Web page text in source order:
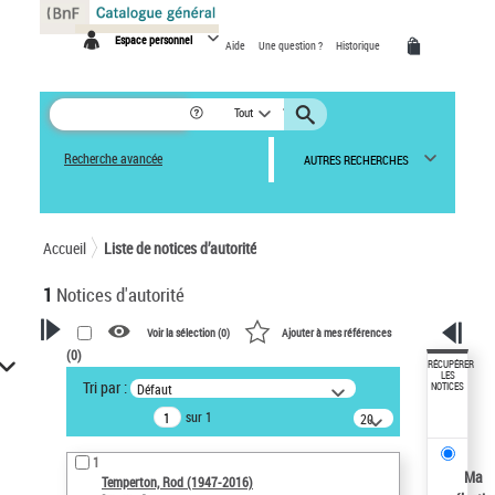
Espace personnel Aide Une question ? Historique
Tout
Recherche avancée AUTRES RECHERCHES
Accueil Liste de notices d’autorité
1 Notices d'autorité
VOTRE RECHERCHE
Recherche avancée dans les
notices d’autorité
Œuvres liées à l'auteur :
Temperton, Rod (1947-2016)
Voir la sélection (0) Ajouter à mes références
(0)
Tri par : Défaut
sur 1
20
résultats/page
1
Temperton, Rod (1947-2016)
RÉCUPÉRER
LES
NOTICES
Ma
Panneau de gestion des cookies